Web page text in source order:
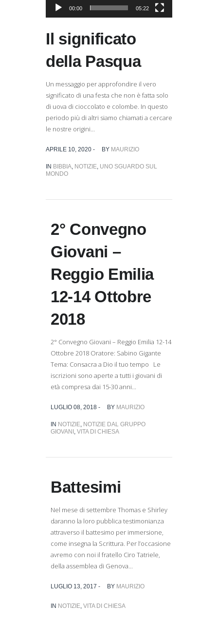
00:00 05:22
Il significato
della Pasqua
Un messaggio per approfondire il vero
significato di una festa che non è fatta solo
di uova di cioccolato e colombe. In questo
periodo più di altri siamo chiamati a cercare
le nostre origini...
APRILE 10, 2020 - BY MAURIZIO
IN BIBBIA, NOTIZIE, UNO SGUARDO SUL
MONDO
2° Convegno
Giovani –
Reggio Emilia
12-14 Ottobre
2018
2° Convegno Giovani – Reggio Emilia 12-14
Ottobre 2018 Oratore: Sabino Gigante
Tema: Consacra a Dio il tuo tempo Le
iscrizioni sono aperte a tutti i giovani di
età compresa dai 15-30 anni...
LUGLIO 08, 2018 - BY MAURIZIO
IN NOTIZIE, NOTIZIE DAL GRUPPO
GIOVANI , VITA DI CHIESA
Battesimi
Nel mese di settembre Thomas e Shirley
daranno la loro pubblica testimonianza
attraverso il battesimo per immersione,
come insegna la Scrittura. Per l’occasione
avremo con noi il fratello Ciro Tatriele,
della assemblea di Genova...
LUGLIO 13, 2017 - BY MAURIZIO
IN NOTIZIE, VITA DI CHIESA